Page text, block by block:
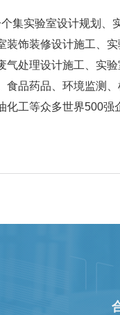
集实验室设计规划、
饰装修设计施工、
处理设计施工、实
品药品、环境监测
化工等众多世界500强